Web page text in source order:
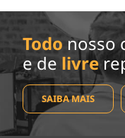
Todo nosso
e de livre
SAIBA MAIS